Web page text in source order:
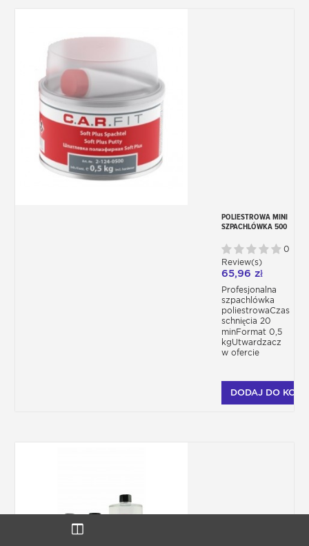
POLIESTROWA MINI
SZPACHLÓWKA 500
UTWARDZACZEM 0
Review(s)
65,96 zł
Profesjonalna
szpachlówka
poliestrowaCzas
schnięcia 20
minFormat 0,5
kgUtwardzacz
w ofercie
DODAJ DO